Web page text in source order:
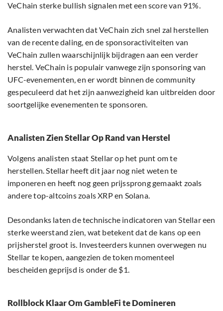
VeChain sterke bullish signalen met een score van 91%.
Analisten verwachten dat VeChain zich snel zal herstellen
van de recente daling, en de sponsoractiviteiten van
VeChain zullen waarschijnlijk bijdragen aan een verder
herstel. VeChain is populair vanwege zijn sponsoring van
UFC-evenementen, en er wordt binnen de community
gespeculeerd dat het zijn aanwezigheid kan uitbreiden door
soortgelijke evenementen te sponsoren.
Analisten Zien Stellar Op Rand van Herstel
Volgens analisten staat Stellar op het punt om te
herstellen. Stellar heeft dit jaar nog niet weten te
imponeren en heeft nog geen prijssprong gemaakt zoals
andere top-altcoins zoals XRP en Solana.
Desondanks laten de technische indicatoren van Stellar een
sterke weerstand zien, wat betekent dat de kans op een
prijsherstel groot is. Investeerders kunnen overwegen nu
Stellar te kopen, aangezien de token momenteel
bescheiden geprijsd is onder de $1.
Rollblock Klaar Om GambleFi te Domineren